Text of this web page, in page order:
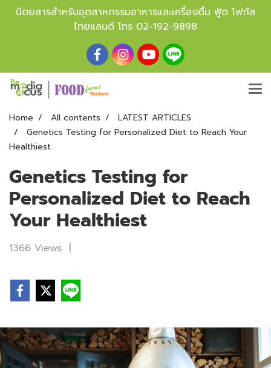
นิตยสารสำหรับอุตสาหกรรมอาหารและเครื่องดื่ม ฟู้ด โฟกัส
ไทยแลนด์ โทร 02-192-9898
Home All contents
LATEST ARTICLES
Genetics Testing for Personalized Diet to Reach Your
Healthiest
Genetics Testing for
Personalized Diet to Reach
Your Healthiest
1366 Views |